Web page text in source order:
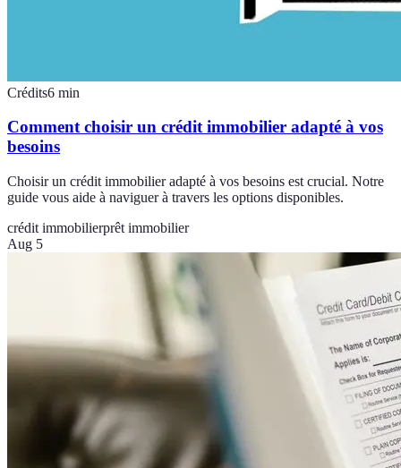
Crédits6 min
Comment choisir un crédit immobilier adapté à vos
besoins
Choisir un crédit immobilier adapté à vos besoins est crucial. Notre
guide vous aide à naviguer à travers les options disponibles.
crédit immobilierprêt immobilier
Aug 5